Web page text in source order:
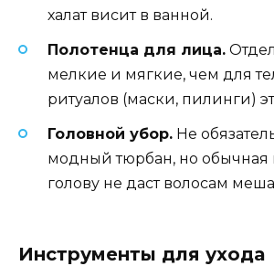
халат висит в ванной.
Полотенца для лица.
мелкие и мягкие, чем для
ритуалов (маски, пилинги)
Головной убор. Не
модный тюрбан, но обычная
голову не даст волосам
Инструменты для ухода